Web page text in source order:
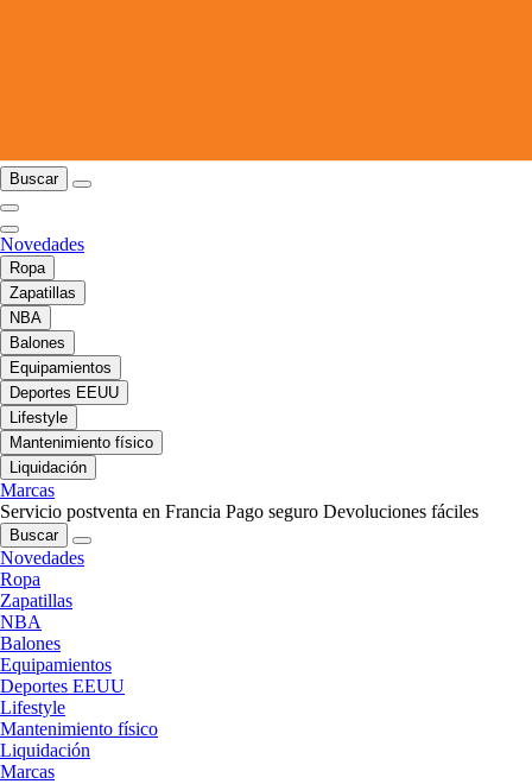
Buscar
Novedades
Ropa
Zapatillas
NBA
Balones
Equipamientos
Deportes EEUU
Lifestyle
Mantenimiento físico
Liquidación
Marcas
Servicio postventa en Francia Pago seguro Devoluciones fáciles
Buscar
Novedades
Ropa
Zapatillas
NBA
Balones
Equipamientos
Deportes EEUU
Lifestyle
Mantenimiento físico
Liquidación
Marcas